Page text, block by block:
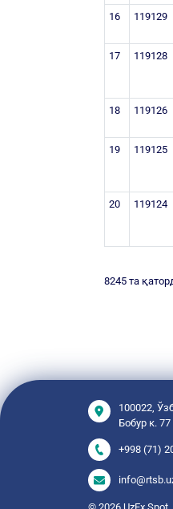
16
119129
17
119128
18 119126
19
119125
20 119124
8245 та
100022,
Бобур к. 77
+998 (71)
© 2026 UzEx